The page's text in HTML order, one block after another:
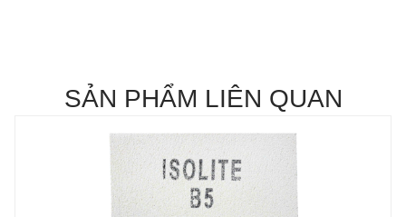
SẢN PHẨM LIÊN QUAN